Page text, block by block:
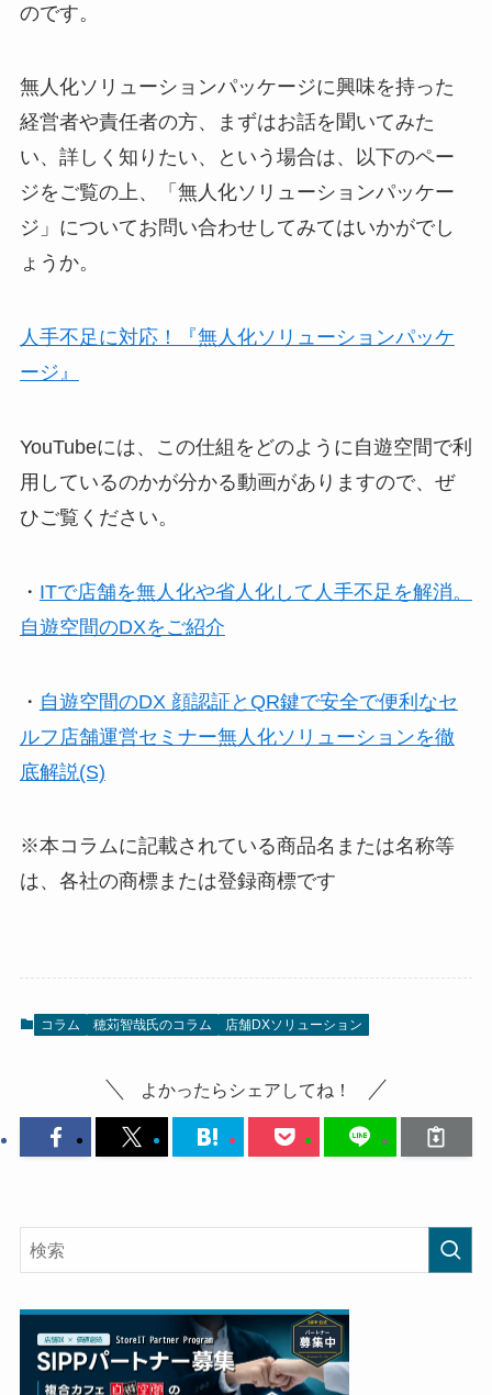
のです。
無人化ソリューションパッケージに興味を持った
経営者や責任者の方、まずはお話を聞いてみた
い、詳しく知りたい、という場合は、以下のペー
ジをご覧の上、「無人化ソリューションパッケー
ジ」についてお問い合わせしてみてはいかがでし
ょうか。
人手不足に対応！『無人化ソリューションパッケ
ージ』
YouTubeには、この仕組をどのように自遊空間で利
用しているのかが分かる動画がありますので、ぜ
ひご覧ください。
・ ITで店舗を無人化や省人化して人手不足を解消。
自遊空間のDXをご紹介
・ 自遊空間のDX 顔認証とQR鍵で安全で便利なセ
ルフ店舗運営セミナー無人化ソリューションを徹
底解説(S)
※本コラムに記載されている商品名または名称等
は、各社の商標または登録商標です
コラム 穂苅智哉氏のコラム 店舗DXソリューション
よかったらシェアしてね！